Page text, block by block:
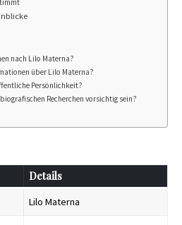
nach Lilo Materna?
über Lilo Materna?
Persönlichkeit?
Recherchen vorsichtig sein?
Details
Lilo Materna